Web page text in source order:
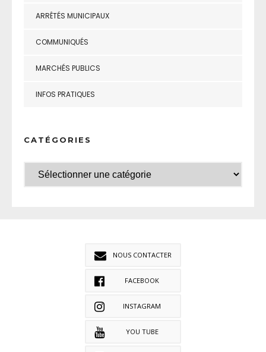
ARRÊTÉS MUNICIPAUX
COMMUNIQUÉS
MARCHÉS PUBLICS
INFOS PRATIQUES
CATÉGORIES
NOUS CONTACTER
FACEBOOK
INSTAGRAM
YOU TUBE